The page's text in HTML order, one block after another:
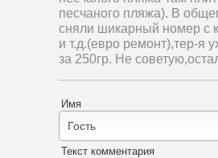
песчаного пляжа). В
сняли шикарный номер с
и т.д.(евро ремонт),тер-я
за 250гр. Не
Имя
Текст комментария